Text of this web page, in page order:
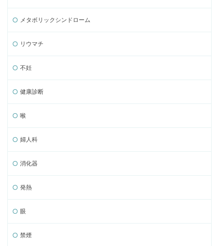
メタボリックシンドローム
リウマチ
不妊
健康診断
喉
婦人科
消化器
発熱
眼
禁煙